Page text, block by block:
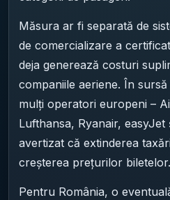
Măsura ar fi separată de
de comercializare a
deja generează costuri
companiile aeriene. În
mulți operatori europeni –
Lufthansa, Ryanair, easyJet
avertizat că extinderea
creșterea prețurilor biletelor.
Pentru România, o